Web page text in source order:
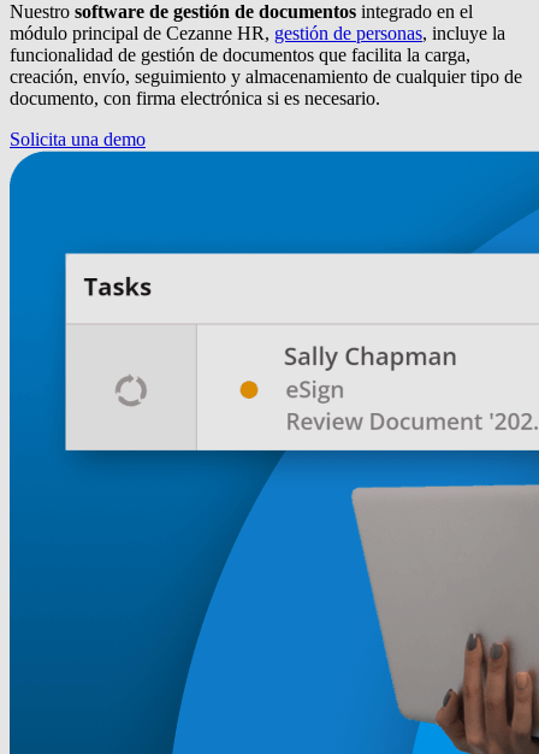
Nuestro software de gestión de documentos integrado en el
módulo principal de Cezanne HR, gestión de personas, incluye la
funcionalidad de gestión de documentos que facilita la carga,
creación, envío, seguimiento y almacenamiento de cualquier tipo de
documento, con firma electrónica si es necesario.
Solicita una demo